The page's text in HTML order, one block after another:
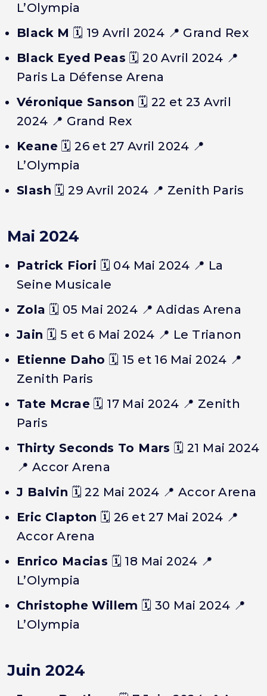
L’Olympia
Black M 🗓️ 19 Avril 2024 📍 Grand Rex
Black Eyed Peas 🗓️20 Avril 2024 📍
Paris La Défense Arena
Véronique Sanson 🗓️ 22 et 23 Avril
2024 📍 Grand Rex
Keane 🗓️26 et 27 Avril 2024 📍
L’Olympia
Slash 🗓️29 Avril 2024 📍 Zenith Paris
Mai 2024
Patrick Fiori 🗓️ 04 Mai 2024 📍 La
Seine Musicale
Zola 🗓️ 05 Mai 2024 📍 Adidas Arena
Jain 🗓️ 5 et 6 Mai 2024 📍 Le Trianon
Etienne Daho 🗓️ 15 et 16 Mai 2024 📍
Zenith Paris
Tate Mcrae 🗓️ 17 Mai 2024 📍 Zenith
Paris
Thirty Seconds To Mars 🗓️21 Mai 2024
📍 Accor Arena
J Balvin 🗓️22 Mai 2024 📍 Accor Arena
Eric Clapton 🗓️26 et 27 Mai 2024 📍
Accor Arena
Enrico Macias 🗓️ 18 Mai 2024 📍
L’Olympia
Christophe Willem 🗓️30 Mai 2024 📍
L’Olympia
Juin 2024